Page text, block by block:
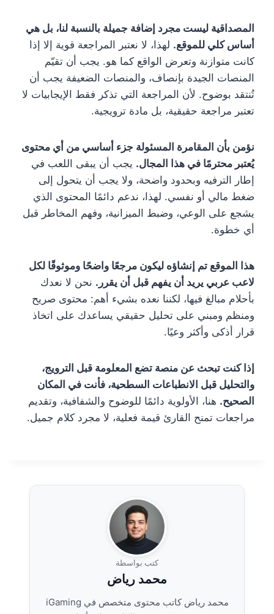
المصداقية ليست مجرد إضافة جميلة بالنسبة لنا، بل هي
أساس كلي للموقع. لهذا، لا نعتبر المراجعة قوية إلا إذا
كانت متوازنة وتعرض الواقع كما هو. يجب أن تقيّم
المنصات الجيدة بإنصاف، والمنصات الضعيفة يجب أن
تُنتقد بوضوح. لأن المراجعة التي تذكر فقط الإيجابيات لا
تعتبر مراجعة حقيقية، بل مادة ترويجية.
نؤمن بأن المقامرة المسئولة جزء أساسي من أي محتوى
يُعتبر محترمًا في هذا المجال. يجب أن يبقى اللعب في
إطار الترفيه وبحدود واضحة، ولا يجب أن يتحول إلى
ضغط مالي أو نفسي. لهذا، ندعم دائمًا المحتوى الذي
يشجع على الوعي، وضبط الميزانية، وفهم المخاطر قبل
أي خطوة.
هذا الموقع تم إنشاؤه ليكون مرجعًا واضحًا وموثوقًا لكل
لاعب عربي يريد أن يفهم قبل أن يقرر. نحن لا نعدك
بأحلام مبالغ فيها، لكننا نعده بشيء أهم: محتوى صريح
ومنظم ومبني على تحليل حقيقي يساعدك على اتخاذ
قرار أذكى وأكثر وعيًا.
إذا كنت تبحث عن منصة تضع المعلومة قبل الترويج،
والتحليل قبل الانطباعات السطحية، فأنت في المكان
الصحيح. هنا، الأولوية دائمًا للوضوح والشفافية، وتقديم
مراجعات تمنح القارئ قيمة فعلية، لا مجرد كلام جميل.
كتب بواسطة
محمد رياض
محمد رياض كاتب محتوى متخصص في iGaming